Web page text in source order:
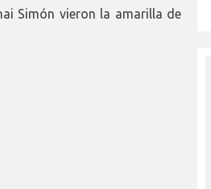
Simón vieron la amarilla de